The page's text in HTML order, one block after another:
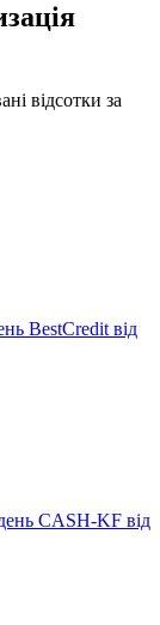
відсотки за
BestCredit від
CASH-KF від